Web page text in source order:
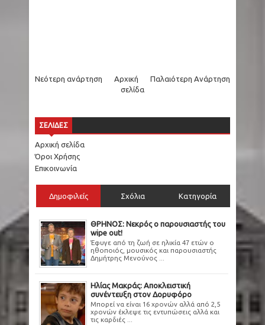
Νεότερη ανάρτηση Παλαιότερη Ανάρτηση
Αρχική
σελίδα
ΣΕΛΙΔΕΣ
Αρχική σελίδα
Όροι Χρήσης
Επικοινωνία
Δημοφιλείς Σχόλια Κατηγορία
ΘΡΗΝΟΣ: Νεκρός ο παρουσιαστής του
wipe out!
Έφυγε από τη ζωή σε ηλικία 47 ετών ο
ηθοποιός, μουσικός και παρουσιαστής
Δημήτρης Μενούνος ...
Ηλίας Μακράς: Αποκλειστική
συνέντευξη στον Δορυφόρο
Μπορεί να είναι 16 χρονών αλλά από 2,5
χρονών έκλεψε τις εντυπώσεις αλλά και
τις καρδιές ...